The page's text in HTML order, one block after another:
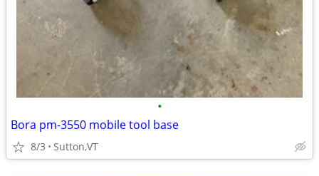
•
Bora pm-3550 mobile tool base
8/3 Sutton,VT